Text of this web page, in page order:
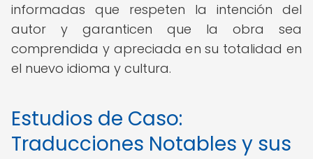
informadas que respeten la intención del
autor y garanticen que la obra sea
comprendida y apreciada en su totalidad en
el nuevo idioma y cultura.
Estudios de Caso:
Traducciones Notables y sus